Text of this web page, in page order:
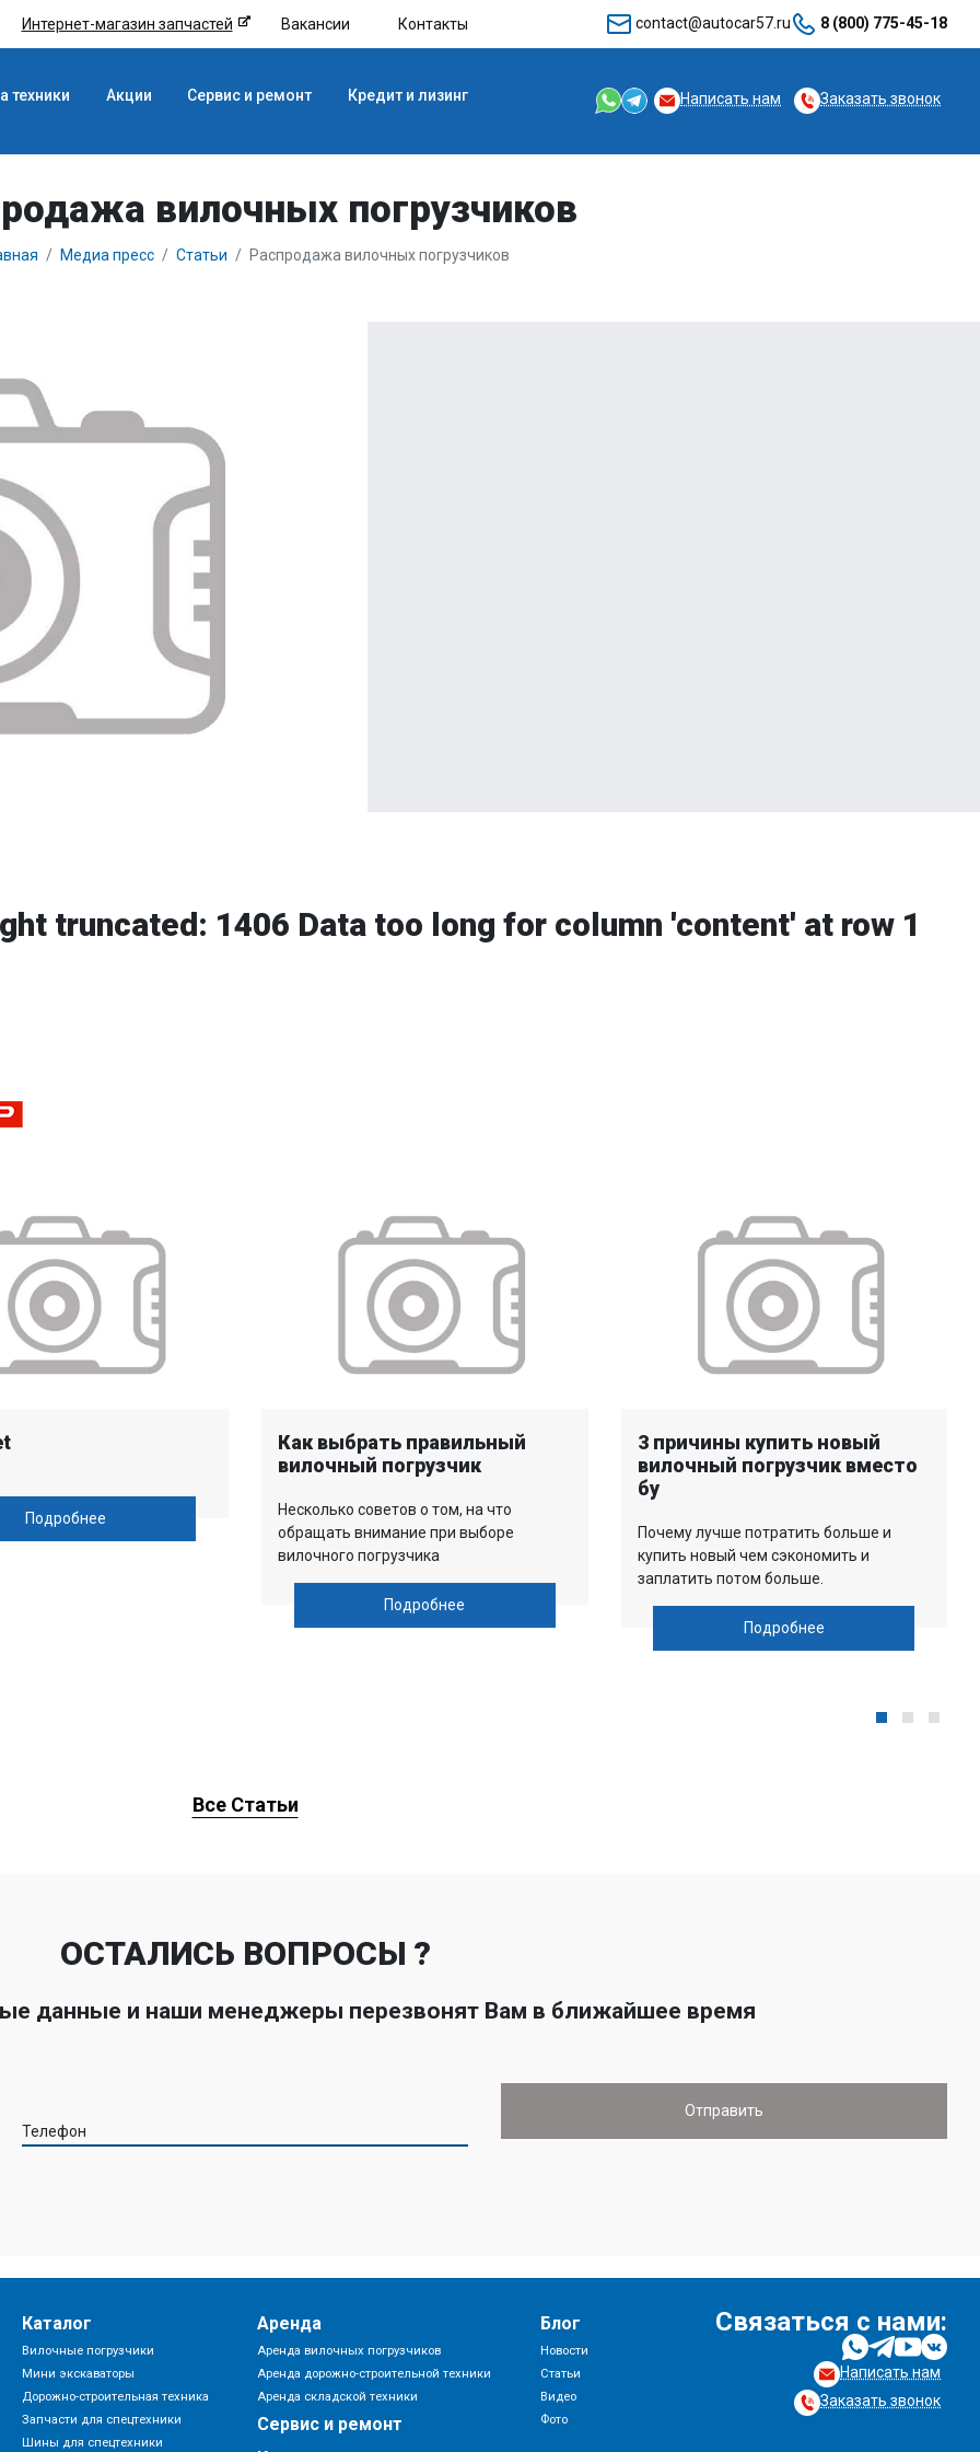
Интернет-магазин запчастей Вакансии Контакты contact@autocar57.ru 8 (800) 775-45-18
техники Акции Сервис и ремонт Кредит и лизинг Написать нам Заказать звонок
вилочных погрузчиков
Медиа пресс Статьи Распродажа вилочных погрузчиков
truncated: 1406 Data too long for column 'content' at row 1
Подробнее
Как выбрать правильный
вилочный погрузчик
Несколько советов о том, на что
обращать внимание при выборе
вилочного погрузчика
Подробнее
3 причины купить новый
вилочный погрузчик вместо
бу
Почему лучше потратить больше и
купить новый чем сэкономить и
заплатить потом больше.
Подробнее
Все Статьи
ОСТАЛИСЬ ВОПРОСЫ ?
данные и наши менеджеры перезвонят Вам в ближайшее время
Телефон
Каталог
Вилочные погрузчики
Мини экскаваторы
Дорожно-строительная техника
Запчасти для спецтехники
Шины для спецтехники
Аренда
Аренда вилочных погрузчиков
Аренда дорожно-строительной техники
Аренда складской техники
Сервис и ремонт
Блог
Новости
Статьи
Видео
Фото
Связаться с нами:
Написать нам
Заказать звонок